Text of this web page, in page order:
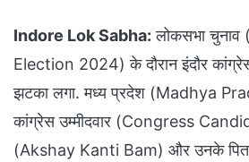
Indore Lok Sabha: लोकसभा
Election 2024) के दौरान इंदौर कांग्रेस
झटका लगा. मध्य प्रदेश (Madhya
कांग्रेस उम्मीदवार (Congress
(Akshay Kanti Bam) और उनके